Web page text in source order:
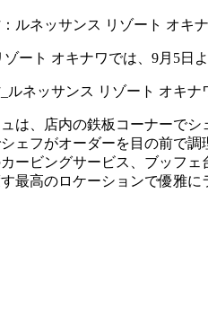
ート オキナワでは、9月5日
は、店内の鉄板コーナーで
ェフがオーダーを目の前で
ービングサービス、ブッフ
最高のロケーションで優雅に